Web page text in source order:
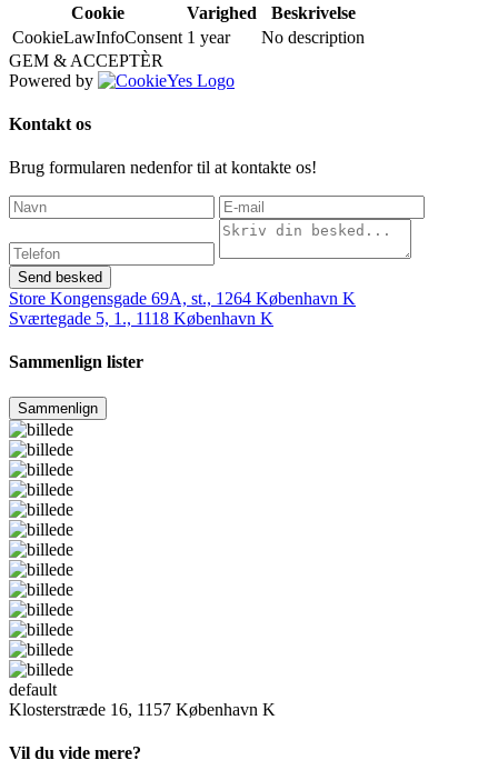
Cookie
Varighed
Beskrivelse
CookieLawInfoConsent 1 year
No description
GEM & ACCEPTÈR
Powered by
Kontakt os
Brug formularen nedenfor til at kontakte os!
Send besked
Store Kongensgade 69A, st., 1264 København K
Sværtegade 5, 1., 1118 København K
Sammenlign lister
Sammenlign
default
Klosterstræde 16, 1157 København K
Vil du vide mere?